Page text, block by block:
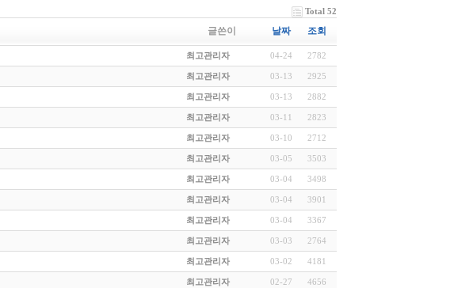
Total 52
글쓴이 날짜 조회
최고관리자 04-24 2782
최고관리자 03-13 2925
최고관리자 03-13 2882
최고관리자 03-11 2823
최고관리자 03-10 2712
최고관리자 03-05 3503
최고관리자 03-04 3498
최고관리자 03-04 3901
최고관리자 03-04 3367
최고관리자 03-03 2764
최고관리자 03-02 4181
최고관리자 02-27 4656